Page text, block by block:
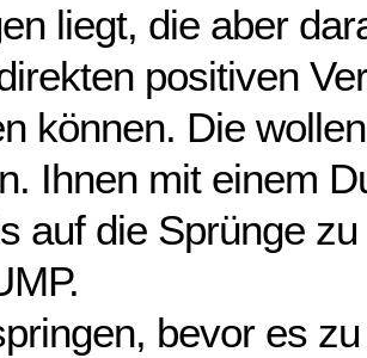
liegt, die aber
positiven
können. Die
Ihnen mit einem
auf die Sprünge
bevor es